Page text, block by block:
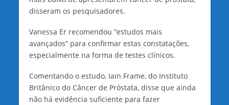
disseram os pesquisadores.
Vanessa Er recomendou “estudos mais
avançados” para confirmar estas constatações,
especialmente na forma de testes clínicos.
Comentando o estudo, Iain Frame, do Instituto
Britânico do Câncer de Próstata, disse que ainda
não há evidência suficiente para fazer